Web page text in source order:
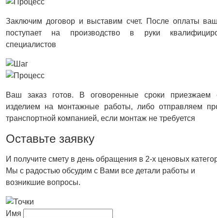
Заключим договор и выставим счет. После оплаты
поступает на производство в руки
специалистов
Ваш заказ готов. В оговоренные сроки приезжаем
изделием на монтажные работы, либо отправляем
транспортной компанией, если монтаж не требуется
Оставьте заявку
И получите смету в день обращения в 2-х ценовых
Мы с радостью обсудим с Вами все детали работы и
возникшие вопросы.
Имя